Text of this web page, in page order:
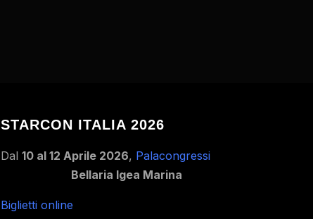
STARCON ITALIA 2026
Dal 10 al 12 Aprile 2026, Palacongressi
Bellaria Igea Marina
Biglietti online